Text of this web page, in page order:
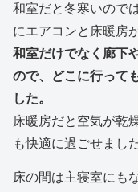
和室だと冬寒いので
にエアコンと床暖房
和室だけでなく廊下
ので、どこに行って
した。
床暖房だと空気が乾
も快適に過ごせました
床の間は主寝室にも